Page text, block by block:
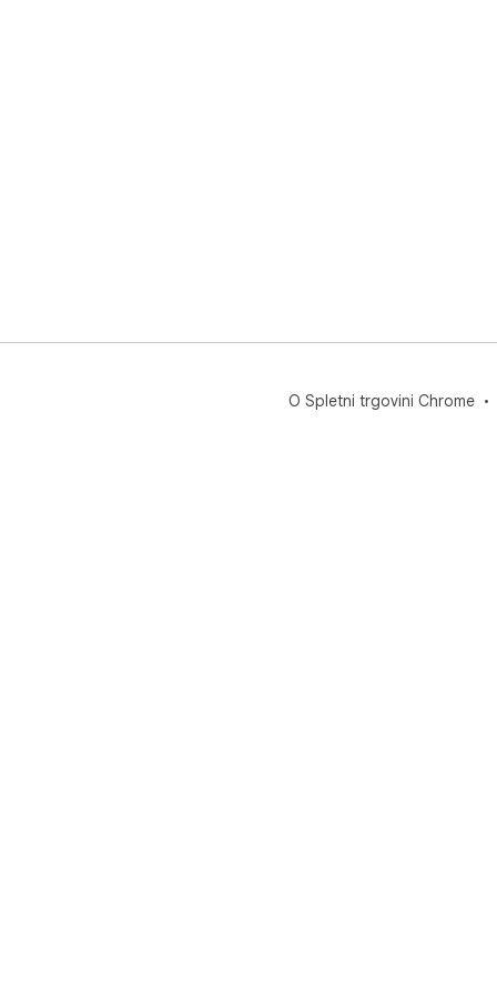
O Spletni trgovini Chrome